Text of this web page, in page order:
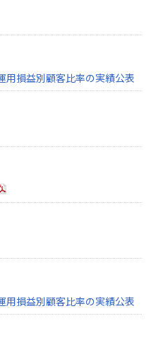
用損益別顧客比率の実績公表
用損益別顧客比率の実績公表